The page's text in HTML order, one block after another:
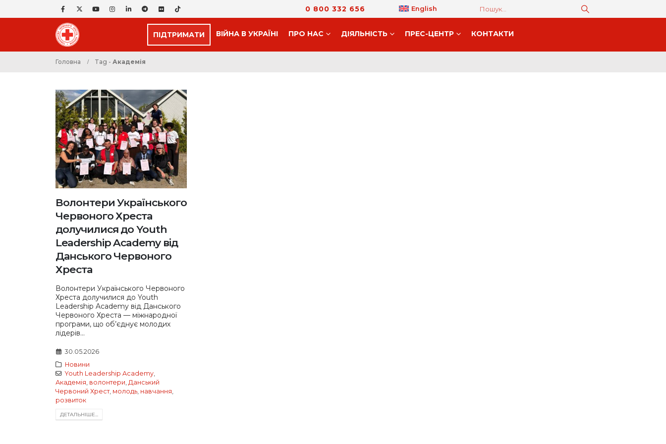
0 800 332 656 English
ПІДТРИМАТИ ВІЙНА В УКРАЇНІ ПРО НАС ДIЯЛЬНIСТЬ ПРЕС-ЦЕНТР КОНТАКТИ
Головна Tag - Академія
Волонтери Українського
Червоного Хреста
долучилися до Youth
Leadership Academy від
Данського Червоного
Хреста
Волонтери Українського Червоного
Хреста долучилися до Youth
Leadership Academy від Данського
Червоного Хреста — міжнародної
програми, що об’єднує молодих
лідерів...
30.05.2026
Новини
Youth Leadership Academy,
Академія волонтери Данський
Червоний Хрест, молодь навчання
розвиток
ДЕТАЛЬНIШЕ...